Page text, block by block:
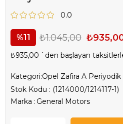
0.0
11 ₺1.045,00
₺935,00 `den başlayan
Kategori:Opel Zafira A Periyodik
Stok Kodu
(1214000/1214117-1)
Marka : General Motors